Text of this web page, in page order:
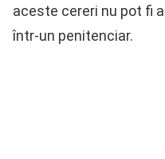
aceste cereri nu pot fi
într-un penitenciar.